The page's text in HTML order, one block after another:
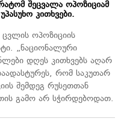
შეცვალა ოპოზიციამ
კითხვები.
ოპოზიციის
„ნაციონალური
დღეს კითხვებს აღარ
რომ საკუთარ
შემდეგ რუსეთთან
გამო არ სჭირდებოდათ.